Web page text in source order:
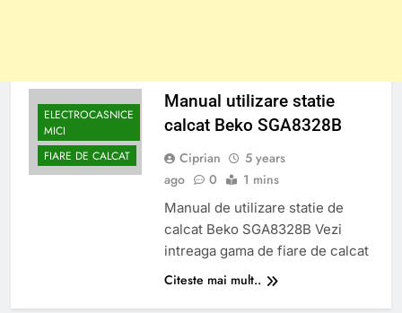
ELECTROCASNICE
MICI
FIARE DE CALCAT
Manual utilizare statie
calcat Beko SGA8328B
Ciprian
5 years
ago
0 1 mins
Manual de utilizare statie de
calcat Beko SGA8328B Vezi
intreaga gama de fiare de calcat
Citeste mai mult..